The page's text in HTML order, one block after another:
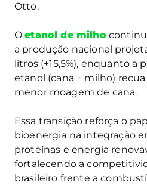
Otto.
Oetanol de milho
a produção nacional
litros (+15,5%), enquanto a
etanol (cana + milho)
menor moagem de cana.
Essa transição reforça o
bioenergia na integração
proteínas e energia
fortalecendo a
brasileiro frente a